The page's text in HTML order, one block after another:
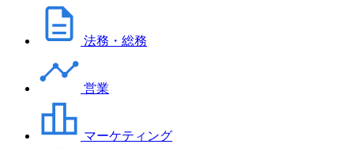
法務・総務
営業
マーケティング